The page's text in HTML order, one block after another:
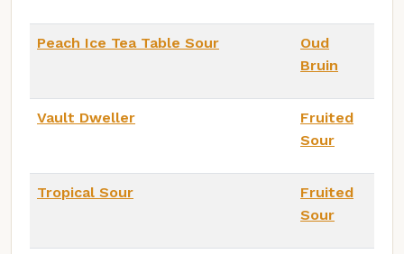
Peach Ice Tea Table Sour
Oud
Bruin
Vault Dweller
Fruited
Sour
Tropical Sour
Fruited
Sour